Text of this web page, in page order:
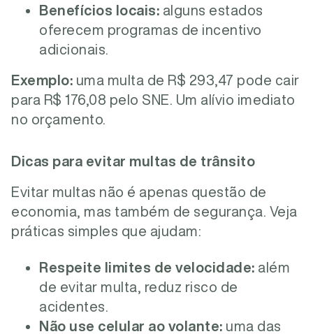
Benefícios locais: alguns estados
oferecem programas de incentivo
adicionais.
Exemplo: uma multa de R$ 293,47 pode cair
para R$ 176,08 pelo SNE. Um alívio imediato
no orçamento.
Dicas para evitar multas de trânsito
Evitar multas não é apenas questão de
economia, mas também de segurança. Veja
práticas simples que ajudam:
Respeite limites de velocidade: além
de evitar multa, reduz risco de
acidentes.
Não use celular ao volante: uma das